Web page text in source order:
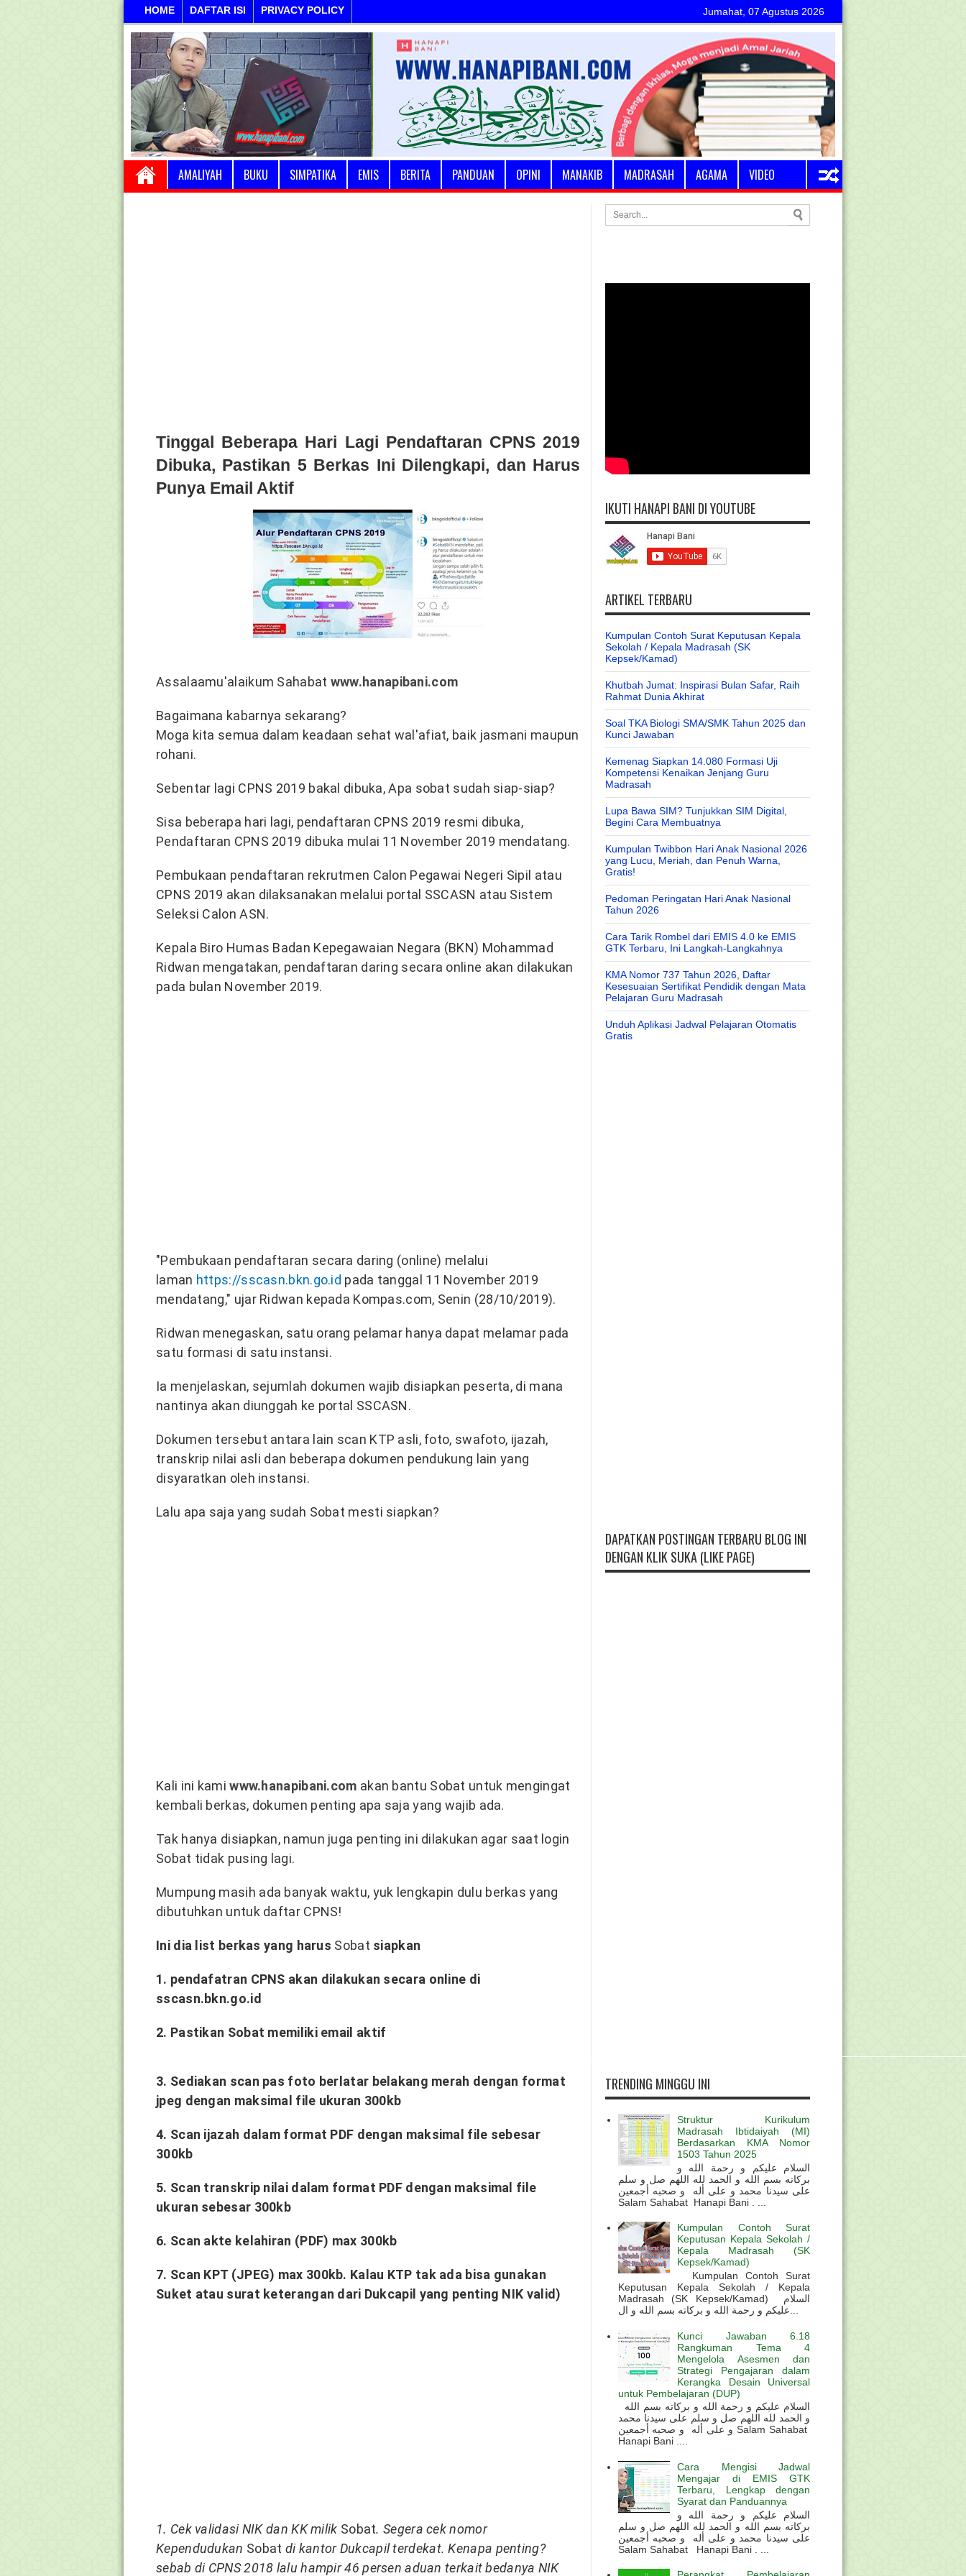
HOME DAFTAR ISI PRIVACY POLICY Jumahat, 07 Agustus 2026
AMALIYAH BUKU SIMPATIKA EMIS BERITA PANDUAN OPINI MANAKIB MADRASAH AGAMA VIDEO
Tinggal Beberapa Hari Lagi Pendaftaran CPNS 2019
Dibuka, Pastikan 5 Berkas Ini Dilengkapi, dan Harus
Punya Email Aktif
Assalaamu'alaikum Sahabat www.hanapibani.com
Bagaimana kabarnya sekarang?
Moga kita semua dalam keadaan sehat wal'afiat, baik jasmani maupun
rohani.
Sebentar lagi CPNS 2019 bakal dibuka, Apa sobat sudah siap-siap?
Sisa beberapa hari lagi, pendaftaran CPNS 2019 resmi dibuka,
Pendaftaran CPNS 2019 dibuka mulai 11 November 2019 mendatang.
Pembukaan pendaftaran rekrutmen Calon Pegawai Negeri Sipil atau
CPNS 2019 akan dilaksanakan melalui portal SSCASN atau Sistem
Seleksi Calon ASN.
Kepala Biro Humas Badan Kepegawaian Negara (BKN) Mohammad
Ridwan mengatakan, pendaftaran daring secara online akan dilakukan
pada bulan November 2019.
"Pembukaan pendaftaran secara daring (online) melalui
laman https://sscasn.bkn.go.id pada tanggal 11 November 2019
mendatang," ujar Ridwan kepada Kompas.com, Senin (28/10/2019).
Ridwan menegaskan, satu orang pelamar hanya dapat melamar pada
satu formasi di satu instansi.
Ia menjelaskan, sejumlah dokumen wajib disiapkan peserta, di mana
nantinya akan diunggah ke portal SSCASN.
Dokumen tersebut antara lain scan KTP asli, foto, swafoto, ijazah,
transkrip nilai asli dan beberapa dokumen pendukung lain yang
disyaratkan oleh instansi.
Lalu apa saja yang sudah Sobat mesti siapkan?
Kali ini kamiwww.hanapibani.com akan bantu Sobat untuk mengingat
kembali berkas, dokumen penting apa saja yang wajib ada.
Tak hanya disiapkan, namun juga penting ini dilakukan agar saat login
Sobat tidak pusing lagi.
Mumpung masih ada banyak waktu, yuk lengkapin dulu berkas yang
dibutuhkan untuk daftar CPNS!
Ini dia list berkas yang harus Sobat siapkan
1. pendafatran CPNS akan dilakukan secara online di
sscasn.bkn.go.id
2. Pastikan Sobat memiliki email aktif
3. Sediakan scan pas foto berlatar belakang merah dengan format
jpeg dengan maksimal file ukuran 300kb
4. Scan ijazah dalam format PDF dengan maksimal file sebesar
300kb
5. Scan transkrip nilai dalam format PDF dengan maksimal file
ukuran sebesar 300kb
6. Scan akte kelahiran (PDF) max 300kb
7. Scan KPT (JPEG) max 300kb. Kalau KTP tak ada bisa gunakan
Suket atau surat keterangan dari Dukcapil yang penting NIK valid)
1. Cek validasi NIK dan KK milik Sobat. Segera cek nomor
Kependudukan Sobat di kantor Dukcapil terdekat. Kenapa penting?
sebab di CPNS 2018 lalu hampir 46 persen aduan terkait bedanya NIK
IKUTI HANAPI BANI DI YOUTUBE
ARTIKEL TERBARU
Kumpulan Contoh Surat Keputusan Kepala
Sekolah / Kepala Madrasah (SK
Kepsek/Kamad)
Khutbah Jumat: Inspirasi Bulan Safar, Raih
Rahmat Dunia Akhirat
Soal TKA Biologi SMA/SMK Tahun 2025 dan
Kunci Jawaban
Kemenag Siapkan 14.080 Formasi Uji
Kompetensi Kenaikan Jenjang Guru
Madrasah
Lupa Bawa SIM? Tunjukkan SIM Digital,
Begini Cara Membuatnya
Kumpulan Twibbon Hari Anak Nasional 2026
yang Lucu, Meriah, dan Penuh Warna,
Gratis!
Pedoman Peringatan Hari Anak Nasional
Tahun 2026
Cara Tarik Rombel dari EMIS 4.0 ke EMIS
GTK Terbaru, Ini Langkah-Langkahnya
KMA Nomor 737 Tahun 2026, Daftar
Kesesuaian Sertifikat Pendidik dengan Mata
Pelajaran Guru Madrasah
Unduh Aplikasi Jadwal Pelajaran Otomatis
Gratis
DAPATKAN POSTINGAN TERBARU BLOG INI
DENGAN KLIK SUKA (LIKE PAGE)
TRENDING MINGGU INI
Struktur Kurikulum
Madrasah Ibtidaiyah (MI)
Berdasarkan KMA Nomor
1503 Tahun 2025
السلام عليكم و رحمة الله و
بركاته بسم الله و الحمد لله اللهم صل و سلم
على سيدنا محمد و على أله و صحبه أجمعين
Salam Sahabat Hanapi Bani . ...
Kumpulan Contoh Surat
Keputusan Kepala Sekolah /
Kepala Madrasah (SK
Kepsek/Kamad)
Kumpulan Contoh Surat
Keputusan Kepala Sekolah / Kepala
Madrasah (SK Kepsek/Kamad) السلام
Kunci Jawaban 6.18
Rangkuman Tema 4
Mengelola Asesmen dan
Strategi Pengajaran dalam
Kerangka Desain Universal
untuk Pembelajaran (DUP)
و الحمد لله اللهم صل و سلم على سيدنا محمد
و على أله و صحبه أجمعين Salam Sahabat
Hanapi Bani ....
Cara Mengisi Jadwal
Mengajar di EMIS GTK
Terbaru, Lengkap dengan
Syarat dan Panduannya
السلام عليكم و رحمة الله و
بركاته بسم الله و الحمد لله اللهم صل و سلم
على سيدنا محمد و على أله و صحبه أجمعين
Salam Sahabat Hanapi Bani . ...